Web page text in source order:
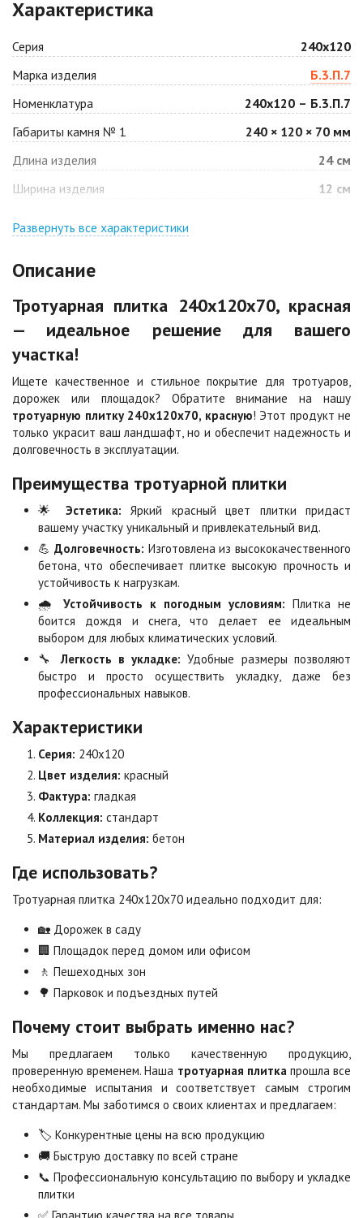
Цена по запросу
Антрацит
Цена по запросу
Арабская ночь
Цена по запросу
Барселона
Цена по запросу
Белая
Цена по запросу
Цена по запросу
Цена по запросу Цена по запросу
Каир
Клинкер
Цена по запросу
Конго
Коричневая
Цена по запросу Цена по запросу
Листопад
Цена по запросу
Меланж
Мокко
Цена по запросу
Неаполь
Цена по запросу
Цена по запросу
Цена по запросу
Цена по запросу
Серо-белая
Цена по запросу Цена по запросу
Сорренто
Цена по запросу Цена по запросу
Стоун
Цена по запросу
Хаски
Цена по запросу
Черная
Цена по запросу
Черно-белая
Характеристика
Серия
240х120
Марка изделия
Б.3.П.7
Номенклатура
240х120 – Б.3.П.7
Габариты камня № 1
240 × 120 × 70 мм
Длина изделия
24 см
Ширина изделия
12 см
Развернуть все характеристики
Описание
Тротуарная плитка 240х120х70, красная
— идеальное решение для вашего
участка!
Ищете качественное и стильное покрытие для тротуаров,
дорожек или площадок? Обратите внимание на нашу
тротуарную плитку 240х120х70, красную! Этот продукт не
только украсит ваш ландшафт, но и обеспечит надежность и
долговечность в эксплуатации.
Преимущества тротуарной плитки
🌟 Эстетика: Яркий красный цвет плитки придаст
вашему участку уникальный и привлекательный вид.
💪Долговечность: Изготовлена из высококачественного
бетона, что обеспечивает плитке высокую прочность и
устойчивость к нагрузкам.
🌧️ Устойчивость к погодным условиям: Плитка не
боится дождя и снега, что делает ее идеальным
выбором для любых климатических условий.
🔧Легкость в укладке: Удобные размеры позволяют
быстро и просто осуществить укладку, даже без
профессиональных навыков.
Характеристики
Серия: 240х120
Цвет изделия: красный
Фактура: гладкая
Коллекция: стандарт
Материал изделия: бетон
Где использовать?
Тротуарная плитка 240х120х70 идеально подходит для:
🏡 Дорожек в саду
🏢 Площадок перед домом или офисом
🚶 Пешеходных зон
🌳 Парковок и подъездных путей
Почему стоит выбрать именно нас?
Мы предлагаем только качественную продукцию,
проверенную временем. Наша тротуарная плитка прошла все
необходимые испытания и соответствует самым строгим
стандартам. Мы заботимся о своих клиентах и предлагаем:
🏷️ Конкурентные цены на всю продукцию
🚚 Быструю доставку по всей стране
📞 Профессиональную консультацию по выбору и укладке
плитки